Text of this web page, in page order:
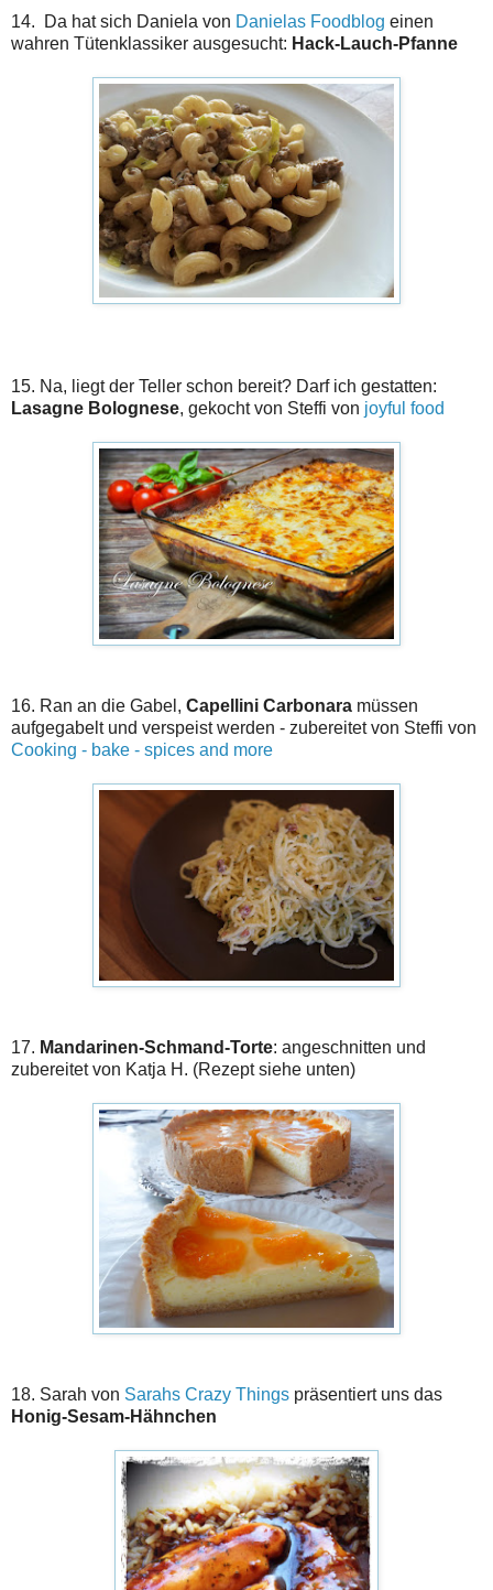
14. Da hat sich Daniela von Danielas Foodblog einen
wahren Tütenklassiker ausgesucht: Hack-Lauch-Pfanne
15. Na, liegt der Teller schon bereit? Darf ich gestatten:
Lasagne Bolognese, gekocht von Steffi von joyful food
16. Ran an die Gabel, Capellini Carbonara müssen
aufgegabelt und verspeist werden - zubereitet von Steffi von
Cooking - bake - spices and more
17. Mandarinen-Schmand-Torte: angeschnitten und
zubereitet von Katja H. (Rezept siehe unten)
18. Sarah von Sarahs Crazy Things präsentiert uns das
Honig-Sesam-Hähnchen